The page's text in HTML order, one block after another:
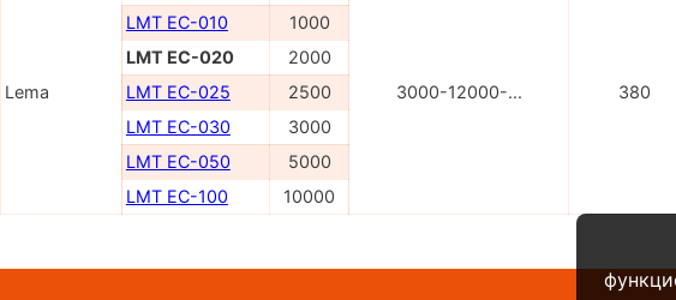
Lema 3000-12000-... 380
LMT EC-010
1000
LMT EC-020
2000
LMT EC-025
2500
LMT EC-030
3000
LMT EC-050
5000
LMT EC-100
10000